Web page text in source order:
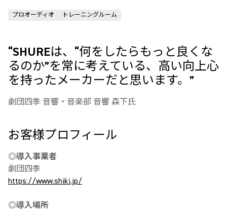
プロオーディオ トレーニングルーム
“SHUREは、“何をしたらもっと良くな
るのか”を常に考えている、高い向上心
を持ったメーカーだと思います。”
劇団四季 音響・音楽部 音響 森下氏
お客様プロフィール
◎導入事業者
劇団四季
https://www.shiki.jp/
◎導入場所